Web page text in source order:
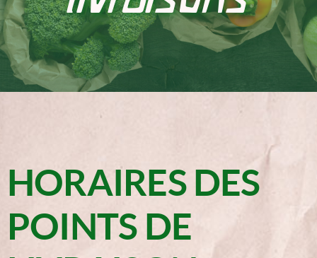
HORAIRES DES
POINTS DE